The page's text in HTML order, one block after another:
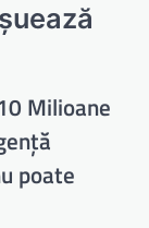
Milioane
poate